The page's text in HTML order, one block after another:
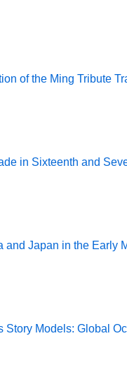
of the Ming Tribute
in Sixteenth and
Japan in the Early
Story Models: Global